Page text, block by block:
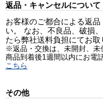
返品・キャンセルについて
お客様のご都合による返
い。 なお、不良品、破損
たら弊社送料負担にてお取
※返品・交換は、未開封、未
商品到着後1週間以内にお電
こちら
その他